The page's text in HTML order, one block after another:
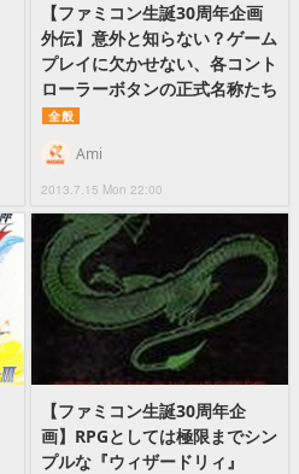
【ファミコン生誕30周年企画
外伝】意外と知らない？ゲーム
プレイに欠かせない、各コント
ローラーボタンの正式名称たち
全般
2013.7.15 Mon 22:00
Ami
【ファミコン生誕30周年企
画】RPGとしては極限までシン
プルな『ウィザードリィ』